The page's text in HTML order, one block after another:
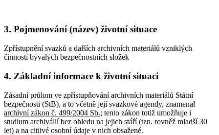
3. Pojmenování (název) životní situace
Zpřístupnění svazků a dalších archivních materiálů vzniklých
činností bývalých bezpečnostních složek
4. Základní informace k životní situaci
Zásadní průlom ve zpřístupňování archivních materiálů Státní
bezpečnosti (StB), a to včetně její svazkové agendy, znamenal
archivní zákon č. 499/2004 Sb.; tento zákon totiž umožňuje i
studium archiválií bez ohledu na jejich stáří (tzn. rovněž mladší 30
let) a na citlivé osobní údaje v nich obsažené.